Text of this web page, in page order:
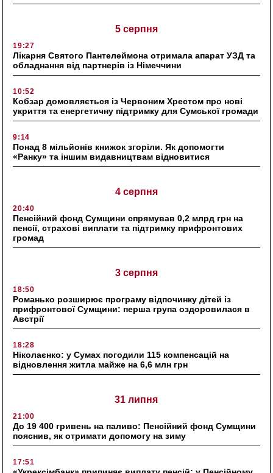
5 серпня
19:27
Лікарня Святого Пантелеймона отримала апарат УЗД та
обладнання від партнерів із Німеччини
10:52
Кобзар домовляється із Червоним Хрестом про нові
укриття та енергетичну підтримку для Сумської громади
9:14
Понад 8 мільйонів книжок згоріли. Як допомогти
«Ранку» та іншим видавництвам відновитися
4 серпня
20:40
Пенсійний фонд Сумщини спрямував 0,2 млрд грн на
пенсії, страхові виплати та підтримку прифронтових
громад
3 серпня
18:50
Романько розширює програму відпочинку дітей із
прифронтової Сумщини: перша група оздоровилася в
Австрії
18:28
Ніколаєнко: у Сумах погодили 115 компенсацій на
відновлення житла майже на 6,6 млн грн
31 липня
21:00
До 19 400 гривень на паливо: Пенсійний фонд Сумщини
пояснив, як отримати допомогу на зиму
17:51